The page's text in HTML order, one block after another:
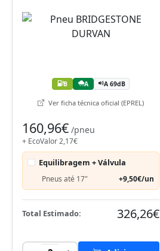
B A A 69dB
Ver ficha técnica oficial (EPREL)
160,96€ /pneu
+ EcoValor 2,17€
Equilibragem + Válvula
Pneus até 17" +9,50€/un
Total Estimado: 326,26€